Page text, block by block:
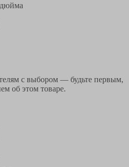
с выбором — будьте первым,
об этом товаре.